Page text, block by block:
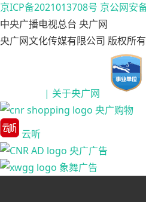
京ICP备2021013708号 京公网安
中央广播电视总台 央广网
央广网文化传媒有限公司 版权所有
| 关于央广网
央广购物
云听
央广广告
象舞广告